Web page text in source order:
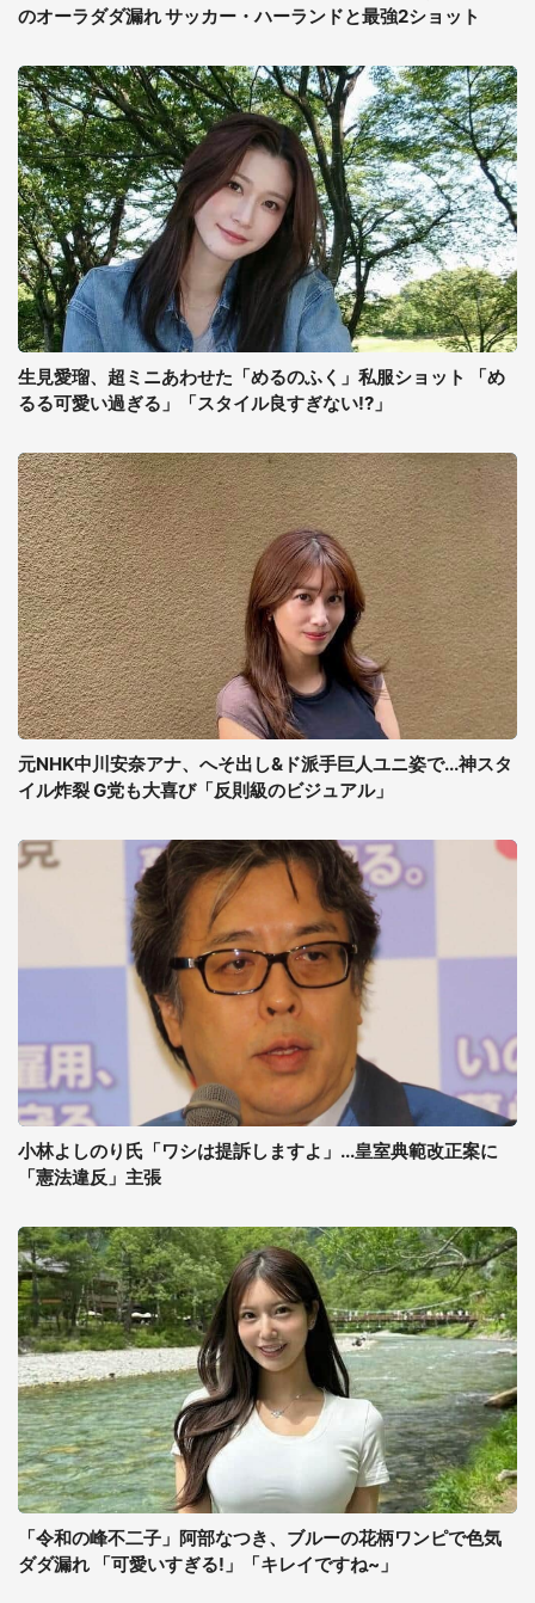
のオーラダダ漏れ サッカー・ハーランドと最強2ショット
生見愛瑠、超ミニあわせた「めるのふく」私服ショット 「め
るる可愛い過ぎる」「スタイル良すぎない!?」
元NHK中川安奈アナ、へそ出し&ド派手巨人ユニ姿で...神スタ
イル炸裂 G党も大喜び「反則級のビジュアル」
小林よしのり氏「ワシは提訴しますよ」...皇室典範改正案に
「憲法違反」主張
「令和の峰不二子」阿部なつき、ブルーの花柄ワンピで色気
ダダ漏れ 「可愛いすぎる!」「キレイですね~」